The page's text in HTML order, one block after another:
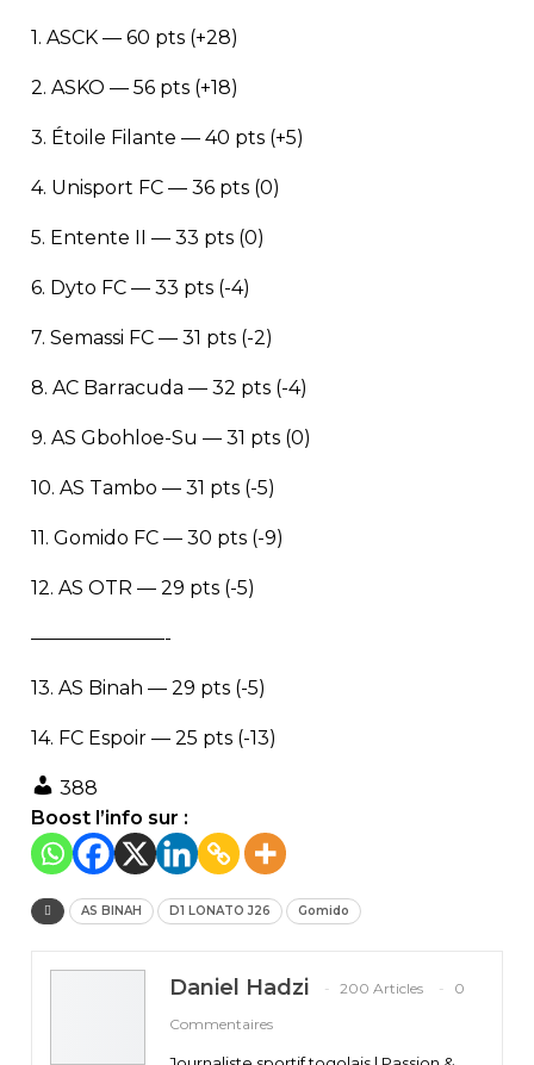
1. ASCK — 60 pts (+28)
2. ASKO — 56 pts (+18)
3. Étoile Filante — 40 pts (+5)
4. Unisport FC — 36 pts (0)
5. Entente II — 33 pts (0)
6. Dyto FC — 33 pts (-4)
7. Semassi FC — 31 pts (-2)
8. AC Barracuda — 32 pts (-4)
9. AS Gbohloe-Su — 31 pts (0)
10. AS Tambo — 31 pts (-5)
11. Gomido FC — 30 pts (-9)
12. AS OTR — 29 pts (-5)
———————-
13. AS Binah — 29 pts (-5)
14. FC Espoir — 25 pts (-13)
388
Boost l’info sur :
AS BINAH D1 LONATO J26 Gomido
Daniel Hadzi 200 Articles
0
Commentaires